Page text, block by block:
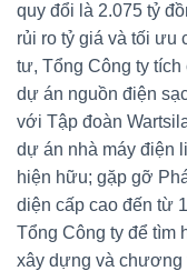
quy đổi là 2.075 tỷ
rủi ro tỷ giá và tối ưu
tư, Tổng Công ty
dự án nguồn điện
với Tập đoàn
dự án nhà máy điện
hiện hữu; gặp gỡ
diện cấp cao đến từ
Tổng Công ty để tìm
xây dựng và chương